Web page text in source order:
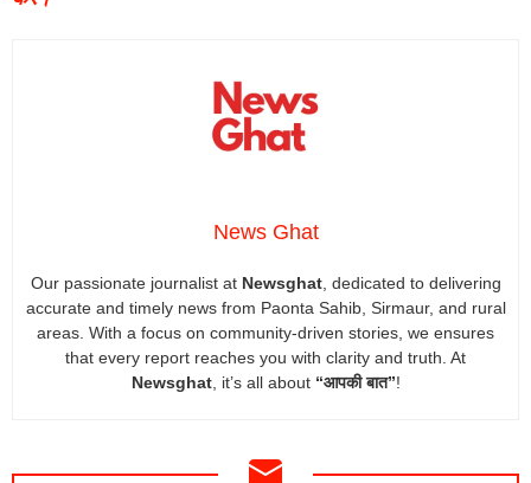
News Ghat
Our passionate journalist at Newsghat, dedicated to delivering
accurate and timely news from Paonta Sahib, Sirmaur, and rural
areas. With a focus on community-driven stories, we ensures
that every report reaches you with clarity and truth. At
Newsghat, it’s all about “आपकी बात”!